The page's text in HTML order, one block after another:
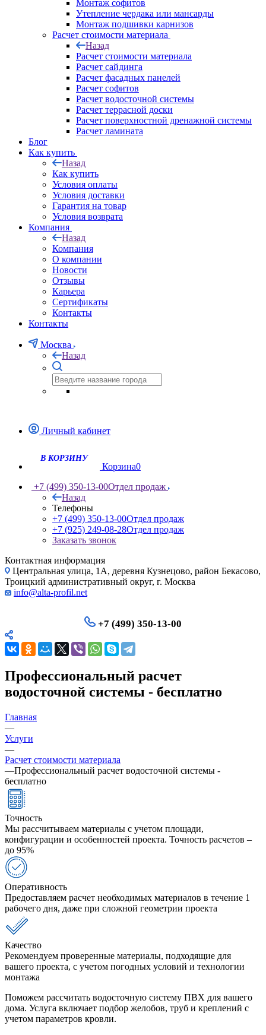
Монтаж софитов
Утепление чердака или мансарды
Монтаж подшивки карнизов
Расчет стоимости материала
Назад
Расчет стоимости материала
Расчет сайдинга
Расчет фасадных панелей
Расчет софитов
Расчет водосточной системы
Расчет террасной доски
Расчет поверхностной дренажной системы
Расчет ламината
Блог
Как купить
Назад
Как купить
Условия оплаты
Условия доставки
Гарантия на товар
Условия возврата
Компания
Назад
Компания
О компании
Новости
Отзывы
Карьера
Сертификаты
Контакты
Контакты
Москва
Назад
Личный кабинет
Корзина0
+7 (499) 350-13-00Отдел продаж
Назад
Телефоны
+7 (499) 350-13-00Отдел продаж
+7 (925) 249-08-28Отдел продаж
Заказать звонок
Контактная информация
Центральная улица, 1А, деревня Кузнецово, район Бекасово,
Троицкий административный округ, г. Москва
info@alta-profil.net
+7 (499) 350-13-00
Профессиональный расчет
водосточной системы - бесплатно
Главная
—
Услуги
—
Расчет стоимости материала
—Профессиональный расчет водосточной системы -
бесплатно
Точность
Мы рассчитываем материалы с учетом площади,
конфигурации и особенностей проекта. Точность расчетов –
до 95%
Оперативность
Предоставляем расчет необходимых материалов в течение 1
рабочего дня, даже при сложной геометрии проекта
Качество
Рекомендуем проверенные материалы, подходящие для
вашего проекта, с учетом погодных условий и технологии
монтажа
Поможем рассчитать водосточную систему ПВХ для вашего
дома. Услуга включает подбор желобов, труб и креплений с
учетом параметров кровли.